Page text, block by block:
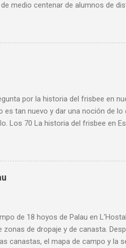
centenar de alumnos de
Nava, Sariego, Villaviciosa,
Alas. Participó alumnado de
el crecimiento de este
centros y los maestros y
de sus programaciones Este
por la historia del frisbee en
es tan nuevo y dar una noción de lo
Los 70 La historia del frisbee en
disco volador. Ese mismo año un
sede en Bilbao. Aunque parece
afiliados, no figura como
en ningún sitio. 1985 Primer
Juan, Pedro, Patxo y Eduardo Los
de 18 hoyos de Palau en
de dropaje y de canasta.
canastas, el mapa de campo y la